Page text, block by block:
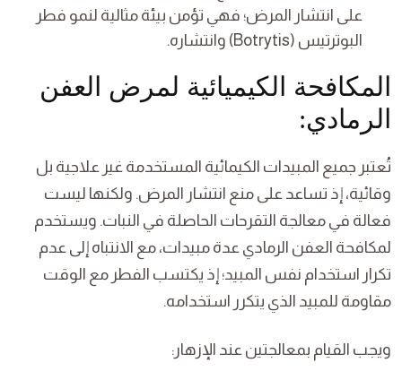
على انتشار المرض؛ فهي تؤمن بيئة مثالية لنمو فطر
البوترتيس (Botrytis) وانتشاره.
المكافحة الكيميائية لمرض العفن
الرمادي:
تُعتبر جميع المبيدات الكيمائية المستخدمة غير علاجية بل
وقائية، إذ تساعد على منع انتشار المرض. ولكنها ليست
فعالة في معالجة التقرحات الحاصلة في النبات. ويستخدم
لمكافحة العفن الرمادي عدة مبيدات، مع الانتباه إلى عدم
تكرار استخدام نفس المبيد؛ إذ يكتسب الفطر مع الوقت
مقاومة للمبيد الذي يتكرر استخدامه.
ويجب القيام بمعالجتين عند الإزهار: